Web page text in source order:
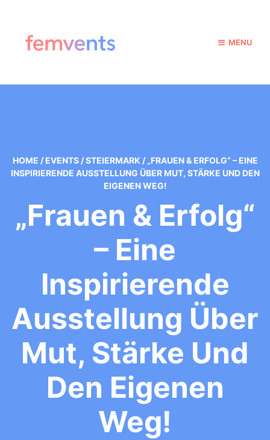
MENU
HOME / EVENTS / STEIERMARK / „FRAUEN & ERFOLG“ – EINE
INSPIRIERENDE AUSSTELLUNG ÜBER MUT, STÄRKE UND DEN
EIGENEN WEG!
„Frauen & Erfolg“
– Eine
Inspirierende
Ausstellung Über
Mut, Stärke Und
Den Eigenen
Weg!